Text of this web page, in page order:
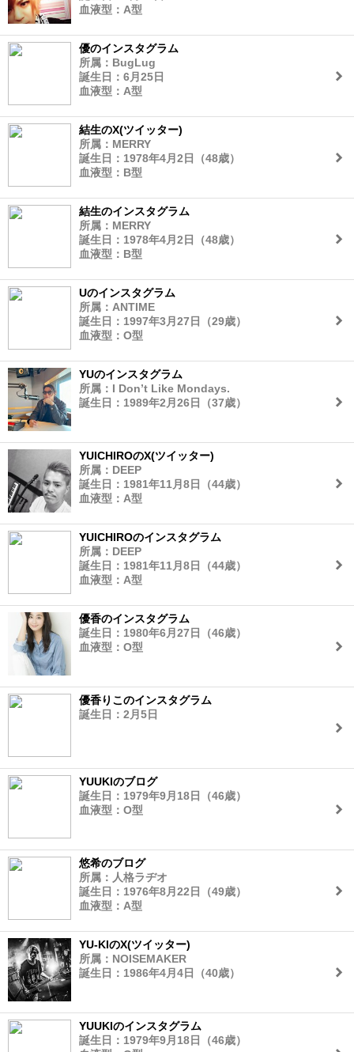
血液型：A型
優のインスタグラム
所属：BugLug
誕生日：6月25日
血液型：A型
結生のX(ツイッター)
所属：MERRY
誕生日：1978年4月2日（48歳）
血液型：B型
結生のインスタグラム
所属：MERRY
誕生日：1978年4月2日（48歳）
血液型：B型
Uのインスタグラム
所属：ANTIME
誕生日：1997年3月27日（29歳）
血液型：O型
YUのインスタグラム
所属：I Don’t Like Mondays.
誕生日：1989年2月26日（37歳）
YUICHIROのX(ツイッター)
所属：DEEP
誕生日：1981年11月8日（44歳）
血液型：A型
YUICHIROのインスタグラム
所属：DEEP
誕生日：1981年11月8日（44歳）
血液型：A型
優香のインスタグラム
誕生日：1980年6月27日（46歳）
血液型：O型
優香りこのインスタグラム
誕生日：2月5日
YUUKIのブログ
誕生日：1979年9月18日（46歳）
血液型：O型
悠希のブログ
所属：人格ラヂオ
誕生日：1976年8月22日（49歳）
血液型：A型
YU-KIのX(ツイッター)
所属：NOISEMAKER
誕生日：1986年4月4日（40歳）
YUUKIのインスタグラム
誕生日：1979年9月18日（46歳）